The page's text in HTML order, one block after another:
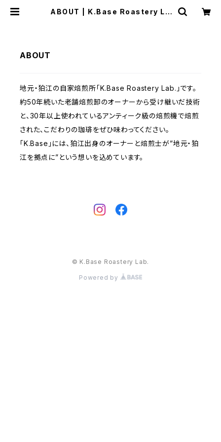
ABOUT | K.Base Roastery La
ABOUT
地元・狛江の自家焙煎所「K.Base Roastery Lab.」です。
約50年続いた老舗焙煎卸のオーナーから受け継いだ技術
と、30年以上使われているアンティーク級の焙煎機で焙煎
された、こだわりの珈琲をぜひ味わってください。
「K.Base」には、狛江出身のオーナーと焙煎士が”地元・狛
江を拠点に”という想いを込めています。
© K.Base Roastery Lab.
Powered by